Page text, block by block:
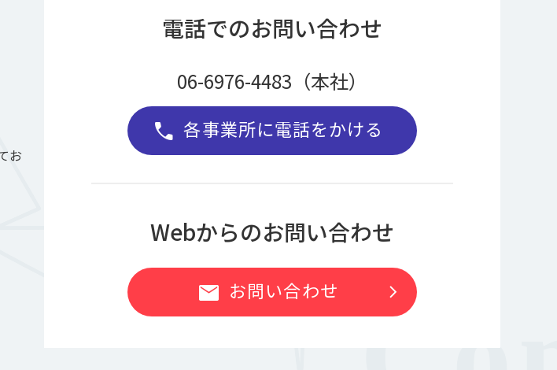
お
電話でのお問い合わせ
06-6976-4483（本社）
call 各事業所に電話をかける
Webからのお問い合わせ
mail お問い合わせ chevron_right